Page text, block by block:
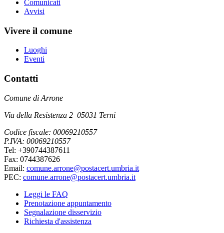
Comunicati
Avvisi
Vivere il comune
Luoghi
Eventi
Contatti
Comune di Arrone
Via della Resistenza 2 05031 Terni
Codice fiscale: 00069210557
P.IVA: 00069210557
Tel: +390744387611
Fax: 0744387626
Email: comune.arrone@postacert.umbria.it
PEC: comune.arrone@postacert.umbria.it
Leggi le FAQ
Prenotazione appuntamento
Segnalazione disservizio
Richiesta d'assistenza